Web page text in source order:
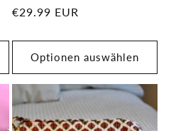
Normaler
€29.99 EUR
Optionen auswählen